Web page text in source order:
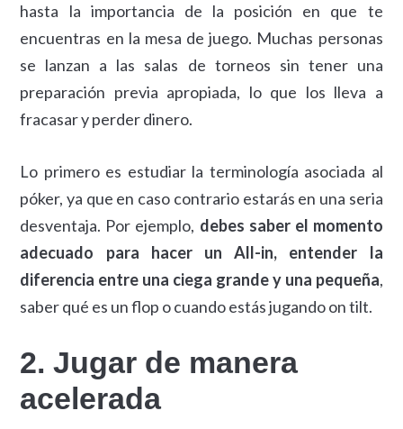
hasta la importancia de la posición en que te
encuentras en la mesa de juego. Muchas personas
se lanzan a las salas de torneos sin tener una
preparación previa apropiada, lo que los lleva a
fracasar y perder dinero.
Lo primero es estudiar la terminología asociada al
póker, ya que en caso contrario estarás en una seria
desventaja. Por ejemplo, debes saber el momento
adecuado para hacer un All-in, entender la
diferencia entre una ciega grande y una pequeña,
saber qué es un flop o cuando estás jugando on tilt.
2. Jugar de manera
acelerada